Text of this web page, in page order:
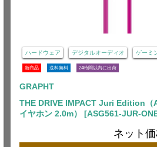
ハードウェア デジタルオーディオ ゲーミ
新商品 送料無料 24時間以内に出荷
GRAPHT
THE DRIVE IMPACT Juri Edition（
イヤホン 2.0m） [ASG561-JUR-
ネット価